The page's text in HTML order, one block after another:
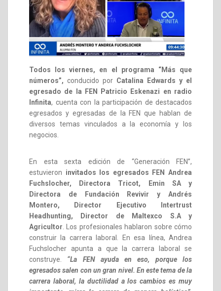
Todos los viernes, en el programa “Más que
números”, conducido por Catalina Edwards y el
egresado de la FEN Patricio Eskenazi en radio
Infinita, cuenta con la participación de destacados
egresados y egresadas de la FEN que hablan de
diversos temas vinculados a la economía y los
negocios.
En esta sexta edición de “Generación FEN”,
estuvieron invitados los egresados FEN Andrea
Fuchslocher, Directora Tricot, Emin SA y
Directora de Fundación Revivir y Andrés
Montero, Director Ejecutivo Intertrust
Headhunting, Director de Maltexco S.A y
Agricultor . Los profesionales hablaron sobre cómo
construir la carrera laboral. En esa línea, Andrea
Fuchslocher apunta a que la carrera laboral se
construye. “La FEN ayuda en eso, porque los
egresados salen con un gran nivel. En este tema de la
carrera laboral, la ductilidad a los cambios es muy